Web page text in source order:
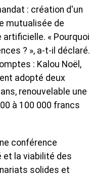
: création d'un
mutualisée de
« Pourquoi
? », a-t-il déclaré.
: Kalou Noël,
adopté deux
renouvelable une
à 100 000 francs
conférence
et la viabilité des
solides et